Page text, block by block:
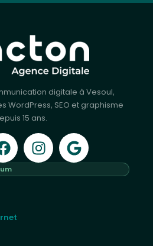
digitale à Vesoul,
WordPress, SEO et graphisme
15 ans.